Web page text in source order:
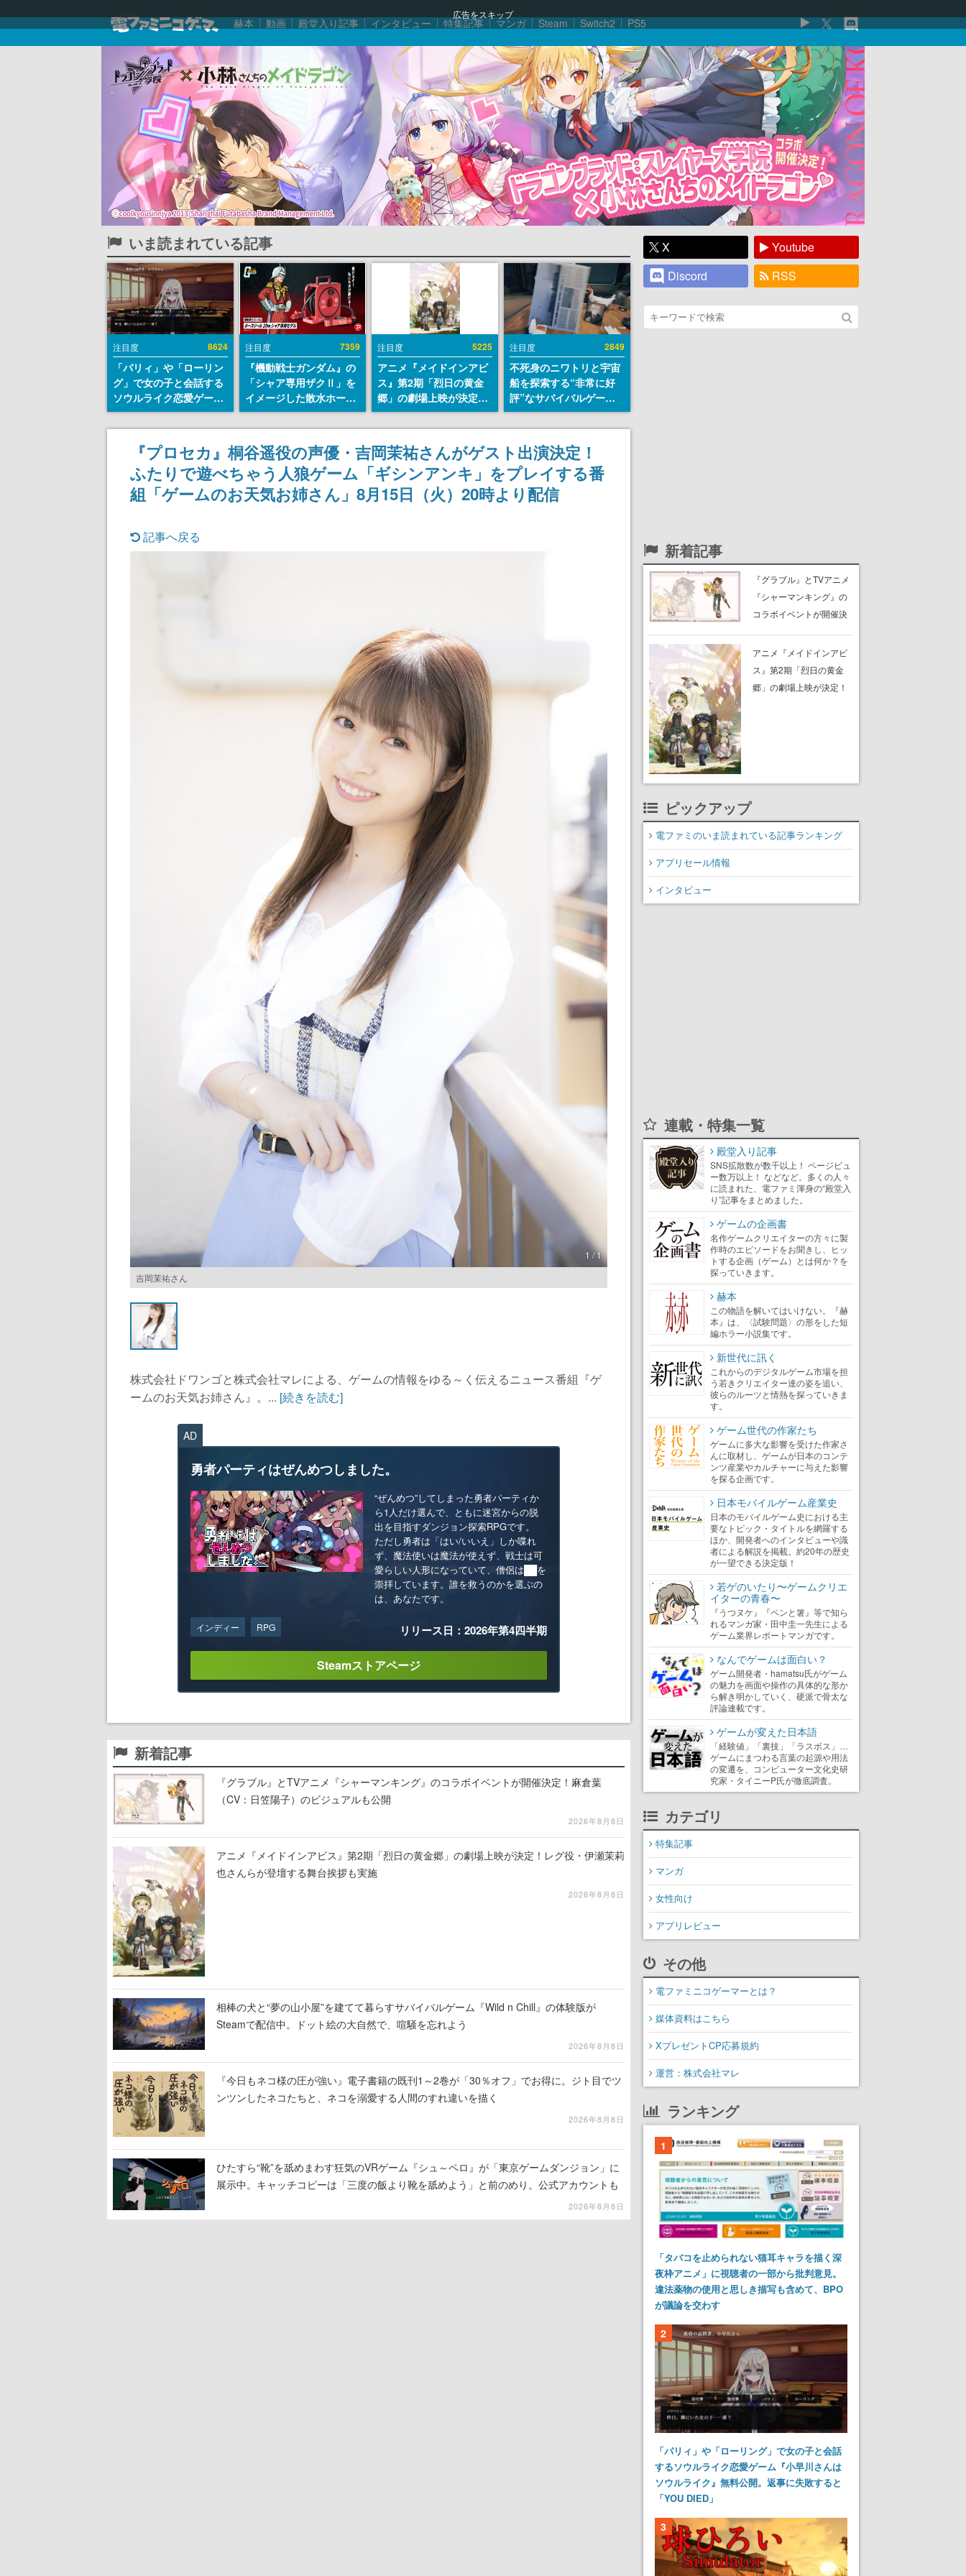
広告をスキップ
赫本 動画 殿堂入り記事 インタビュー 特集記事 マンガ Steam Switch2 PS5
いま読まれている記事
注目度 8624
「パリィ」や「ローリン
グ」で女の子と会話する
ソウルライク恋愛ゲーム
『小早川さんはソウルラ
イク』無料公開。返事に
失敗すると「YOU
DIED」
注目度 7359
『機動戦士ガンダム』の
「シャア専用ザクⅡ」を
イメージした散水ホース
リールが予約開始。本体
にはシャアのパーソナル
マークやジオン公国軍の
エンブレム、型式番号な
どを配置
注目度 5225
アニメ『メイドインアビ
ス』第2期「烈日の黄金
郷」の劇場上映が決定！
レグ役・伊瀬茉莉也さん
らが登壇する舞台挨拶も
実施
注目度 2849
不死身のニワトリと宇宙
船を探索する“非常に好
評”なサバイバルゲーム
『Breathedge』が無料
で配布中。入手できる期
間は8月10日まで
『プロセカ』桐谷遥役の声優・吉岡茉祐さんがゲスト出演決定！
ふたりで遊べちゃう人狼ゲーム「ギシンアンキ」をプレイする番
組「ゲームのお天気お姉さん」8月15日（火）20時より配信
記事へ戻る
1 / 1
吉岡茉祐さん
株式会社ドワンゴと株式会社マレによる、ゲームの情報をゆる～く伝えるニュース番組『ゲ
ームのお天気お姉さん』。... [続きを読む]
AD
勇者パーティはぜんめつしました。
“ぜんめつ”してしまった勇者パーティか
ら1人だけ選んで、ともに迷宮からの脱
出を目指すダンジョン探索RPGです。
ただし勇者は「はい/いいえ」しか喋れ
ず、魔法使いは魔法が使えず、戦士は可
愛らしい人形になっていて、僧侶は██を
崇拝しています。誰を救うのかを選ぶの
は、あなたです。
インディー RPG リリース日：2026年第4四半期
Steamストアページ
新着記事
『グラブル』とTVアニメ『シャーマンキング』のコラボイベントが開催決定！麻倉葉
（CV：日笠陽子）のビジュアルも公開
2026年8月8日
アニメ『メイドインアビス』第2期「烈日の黄金郷」の劇場上映が決定！レグ役・伊瀬茉莉
也さんらが登壇する舞台挨拶も実施
2026年8月8日
相棒の犬と“夢の山小屋”を建てて暮らすサバイバルゲーム『Wild n Chill』の体験版が
Steamで配信中。ドット絵の大自然で、喧騒を忘れよう
2026年8月8日
『今日もネコ様の圧が強い』電子書籍の既刊1～2巻が「30％オフ」でお得に。ジト目でツ
ンツンしたネコたちと、ネコを溺愛する人間のすれ違いを描く
2026年8月8日
ひたすら“靴”を舐めまわす狂気のVRゲーム『シュ～ペロ』が「東京ゲームダンジョン」に
展示中。キャッチコピーは「三度の飯より靴を舐めよう」と前のめり。公式アカウントも
2026年8月8日
X
Youtube
Discord
RSS
新着記事
『グラブル』とTVアニメ
『シャーマンキング』の
コラボイベントが開催決
子）のビジュアルも公開
アニメ『メイドインアビ
ス』第2期「烈日の黄金
郷」の劇場上映が決定！
ピックアップ
電ファミのいま読まれている記事ランキング
アプリセール情報
インタビュー
連載・特集一覧
殿堂入り記事
SNS拡散数が数千以上！ ページビュ
ー数万以上！ などなど。多くの人々
に読まれた、電ファミ渾身の“殿堂入
り”記事をまとめました。
ゲームの企画書
名作ゲームクリエイターの方々に製
作時のエピソードをお聞きし、ヒッ
トする企画（ゲーム）とは何か？を
探っていきます。
赫本
この物語を解いてはいけない。『赫
本』は、〈試験問題〉の形をした短
編ホラー小説集です。
新世代に訊く
これからのデジタルゲーム市場を担
う若きクリエイター達の姿を追い、
彼らのルーツと情熱を探っていきま
す。
ゲーム世代の作家たち
ゲームに多大な影響を受けた作家さ
んに取材し、ゲームが日本のコンテ
ンツ産業やカルチャーに与えた影響
を探る企画です。
日本モバイルゲーム産業史
日本のモバイルゲーム史における主
要なトピック・タイトルを網羅する
ほか、開発者へのインタビューや識
者による解説を掲載。約20年の歴史
が一望できる決定版！
若ゲのいたり〜ゲームクリエ
イターの青春〜
『うつヌケ』『ペンと箸』等で知ら
れるマンガ家・田中圭一先生による
ゲーム業界レポートマンガです。
なんでゲームは面白い？
ゲーム開発者・hamatsu氏がゲーム
の魅力を画面や操作の具体的な形か
ら解き明かしていく、硬派で骨太な
評論連載です。
ゲームが変えた日本語
「経験値」「裏技」「ラスボス」…
ゲームにまつわる言葉の起源や用法
の変遷を、コンピューター文化史研
究家・タイニーP氏が徹底調査。
カテゴリ
特集記事
マンガ
女性向け
アプリレビュー
その他
電ファミニコゲーマーとは？
媒体資料はこちら
XプレゼントCP応募規約
運営：株式会社マレ
ランキング
1
「タバコを止められない猫耳キャラを描く深
夜枠アニメ」に視聴者の一部から批判意見。
違法薬物の使用と思しき描写も含めて、BPO
が議論を交わす
2
「パリィ」や「ローリング」で女の子と会話
するソウルライク恋愛ゲーム『小早川さんは
ソウルライク』無料公開。返事に失敗すると
「YOU DIED」
3